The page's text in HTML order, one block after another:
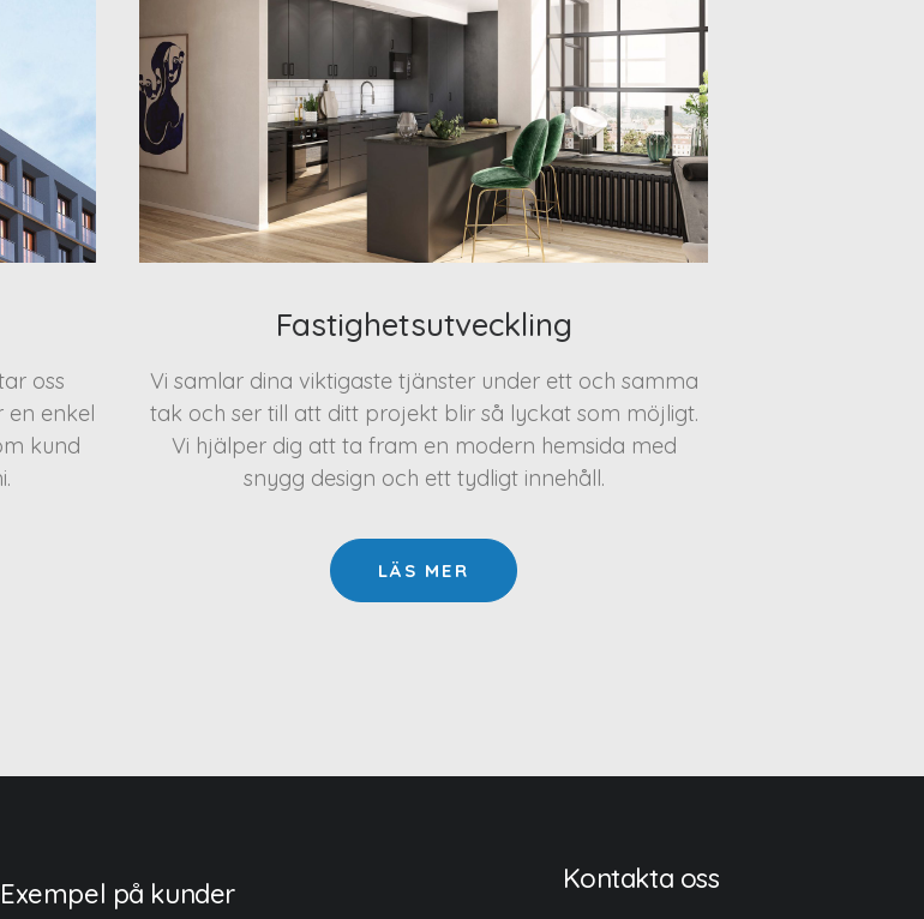
oss
en enkel
kund
Fastighetsutveckling
Vi samlar dina viktigaste tjänster under ett och samma
tak och ser till att ditt projekt blir så lyckat som möjligt.
Vi hjälper dig att ta fram en modern hemsida med
snygg design och ett tydligt innehåll.
LÄS MER
Exempel på kunder Kontakta oss